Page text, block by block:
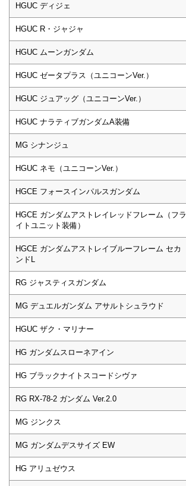
HGUC ディジェ
HGUC R・ジャジャ
HGUC ムーンガンダム
HGUC ゼータプラス（ユニコーンVer.）
HGUC ジュアッグ（ユニコーンVer.）
HGUC ナラティブガンダムA装備
MG シナンジュ
HGUC ネモ（ユニコーンVer.）
HGCE フォースインパルスガンダム
HGCE ガンダムアストレイレッドフレーム（フラ
イトユニット装備）
HGCE ガンダムアストレイブルーフレーム セカ
ンドL
RG ジャスティスガンダム
MG デュエルガンダム アサルトシュラウド
HGUC ザク・マリナー
HG ガンダムスローネアイン
HG ブラックナイトスコードシヴァ
RG RX-78-2 ガンダム Ver.2.0
MG ジンクス
MG ガンダムデスサイズ EW
HG アリュゼウス